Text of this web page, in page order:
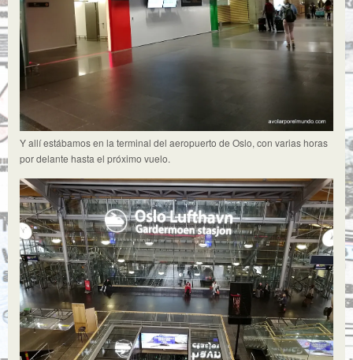
Y allí estábamos en la terminal del aeropuerto de Oslo, con varias horas
por delante hasta el próximo vuelo.